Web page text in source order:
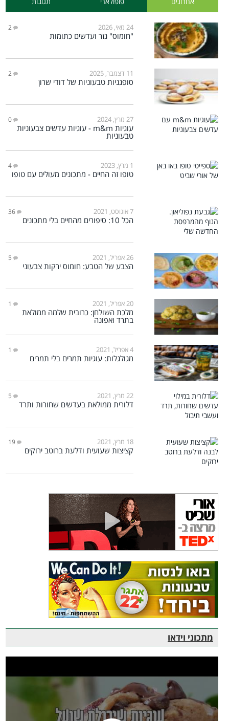
24 מאי, 2026 2
"חומוס" גזר ועדשים כתומות
11 דצמבר, 2025 2
סופגניות טבעוניות של דודי שרון
27 מרץ, 2024 0
עוגיות m&m - עוגיות עדשים צבעוניות
טבעוניות
1 מרץ, 2023 4
טופו זה החיים - מתכונים מעולים עם טופו
7 אוגוסט, 2021 36
הכל 10: סיפורים מהחיים בלי מתכונים
26 אפריל, 2021 5
הצבע של הטבע: חומוס ירקות צבעוני
20 אפריל, 2021 1
מלכת השולחן: כרובית שלמה ממולאת
בתרד ואפונה
4 אפריל, 2021 1
מגולגלות: עוגיות תמרים בלי תמרים
22 מרץ, 2021 5
דלורית ממולאת בעדשים שחורות ותרד
18 מרץ, 2021 19
קציצות שעועית ודלעת ברוטב ירוקים
מתכוני וידאו